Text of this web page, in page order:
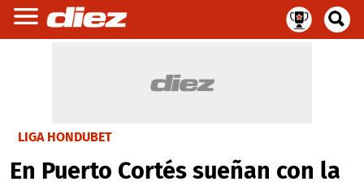
LIGA HONDUBET
En Puerto Cortés sueñan con la